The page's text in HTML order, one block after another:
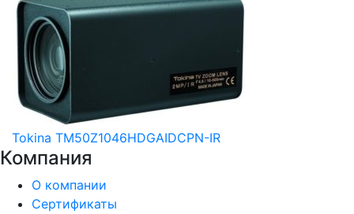
Tokina TM50Z1046HDGAIDCPN-IR
Компания
О компании
Сертификаты